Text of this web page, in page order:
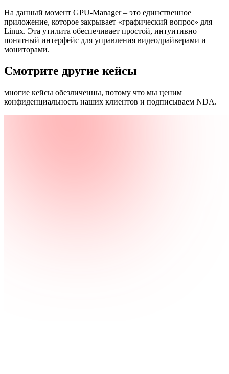
На данный момент GPU-Manager – это единственное
приложение, которое закрывает «графический вопрос» для
Linux. Эта утилита обеспечивает простой, интуитивно
понятный интерфейс для управления видеодрайверами и
мониторами.
Смотрите другие кейсы
многие кейсы обезличенны, потому что мы ценим
конфиденциальность наших клиентов и подписываем NDA.